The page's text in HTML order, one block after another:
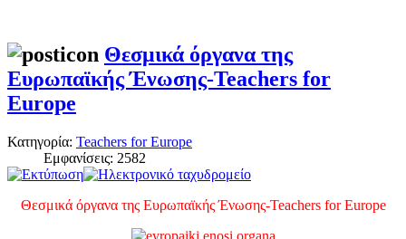
Θεσμικά όργανα της
Ευρωπαϊκής Ένωσης-Teachers for
Europe
Κατηγορία: Teachers for Europe
Εμφανίσεις: 2582
Θεσμικά όργανα της Ευρωπαϊκής Ένωσης-Teachers for Europe